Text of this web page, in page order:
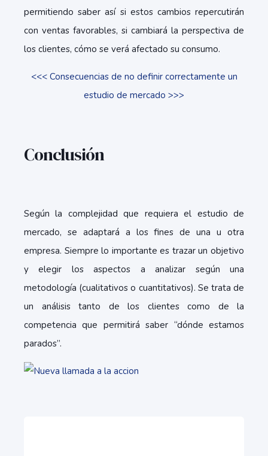
permitiendo saber así si estos cambios repercutirán
con ventas favorables, si cambiará la perspectiva de
los clientes, cómo se verá afectado su consumo.
<<< Consecuencias de no definir correctamente un
estudio de mercado >>>
Conclusión
Según la complejidad que requiera el estudio de
mercado, se adaptará a los fines de una u otra
empresa. Siempre lo importante es trazar un objetivo
y elegir los aspectos a analizar según una
metodología (cualitativos o cuantitativos). Se trata de
un análisis tanto de los clientes como de la
competencia que permitirá saber “dónde estamos
parados”.